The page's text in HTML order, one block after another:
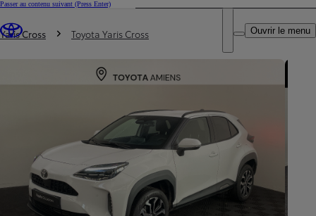
Passer au contenu suivant (Press Enter)
Trouvez un partenaire Toyota
DEALER NAME
Ouvrir le menu
Vous êtes ici
Yaris Cross Toyota Yaris Cross